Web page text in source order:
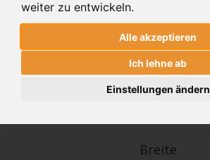
weiter zu entwickeln.
Alle akzeptieren
Ich lehne ab
Einstellungen ändern
Breite